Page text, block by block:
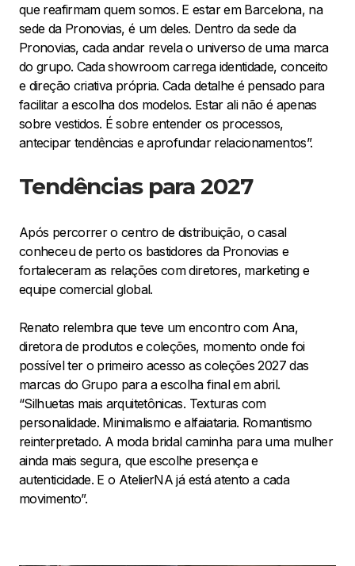
que reafirmam quem somos. E estar em Barcelona, na
sede da Pronovias, é um deles. Dentro da sede da
Pronovias, cada andar revela o universo de uma marca
do grupo. Cada showroom carrega identidade, conceito
e direção criativa própria. Cada detalhe é pensado para
facilitar a escolha dos modelos. Estar ali não é apenas
sobre vestidos. É sobre entender os processos,
antecipar tendências e aprofundar relacionamentos”.
Tendências para 2027
Após percorrer o centro de distribuição, o casal
conheceu de perto os bastidores da Pronovias e
fortaleceram as relações com diretores, marketing e
equipe comercial global.
Renato relembra que teve um encontro com Ana,
diretora de produtos e coleções, momento onde foi
possível ter o primeiro acesso as coleções 2027 das
marcas do Grupo para a escolha final em abril.
“Silhuetas mais arquitetônicas. Texturas com
personalidade. Minimalismo e alfaiataria. Romantismo
reinterpretado. A moda bridal caminha para uma mulher
ainda mais segura, que escolhe presença e
autenticidade. E o AtelierNA já está atento a cada
movimento”.